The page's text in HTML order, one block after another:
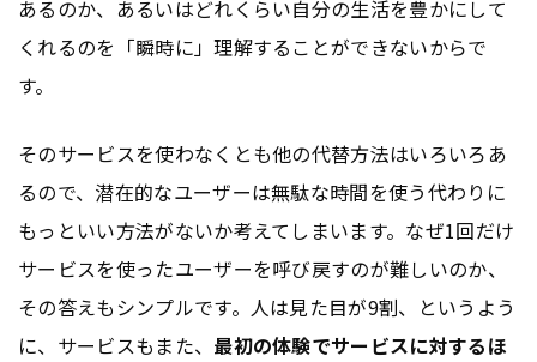
あるのか、あるいはどれくらい自分の生活を豊かにして
くれるのを「瞬時に」理解することができないからで
す。
そのサービスを使わなくとも他の代替方法はいろいろあ
るので、潜在的なユーザーは無駄な時間を使う代わりに
もっといい方法がないか考えてしまいます。なぜ1回だけ
サービスを使ったユーザーを呼び戻すのが難しいのか、
その答えもシンプルです。人は見た目が9割、というよう
に、サービスもまた、 最初の体験でサービスに対するほ